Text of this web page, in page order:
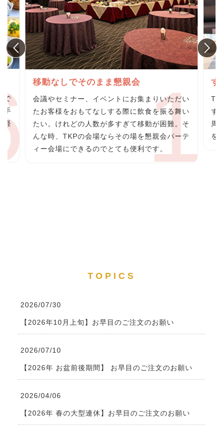
で
手
軽
移動なしでそのまま懇親会
会議やセミナー、イベントにお集まりいただい
たお客様をおもてなしする際に飲食を振る舞い
たい。けれどの人数が多すぎて移動が困難。そ
んな時、TKPの会場ならその場を懇親会パーテ
ィー会場にできるのでとても便利です。
す
す
周
を
TOPICS
2026/07/30
【2026年10月上旬】お早目のご注文のお願い
2026/07/10
【2026年 お盆前後期間】 お早目のご注文のお願い
2026/04/06
【2026年 春の大型連休】お早目のご注文のお願い